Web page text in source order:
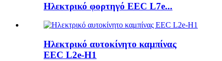
Ηλεκτρικό φορτηγό EEC L7e...
Ηλεκτρικό αυτοκίνητο καμπίνας
EEC L2e-H1